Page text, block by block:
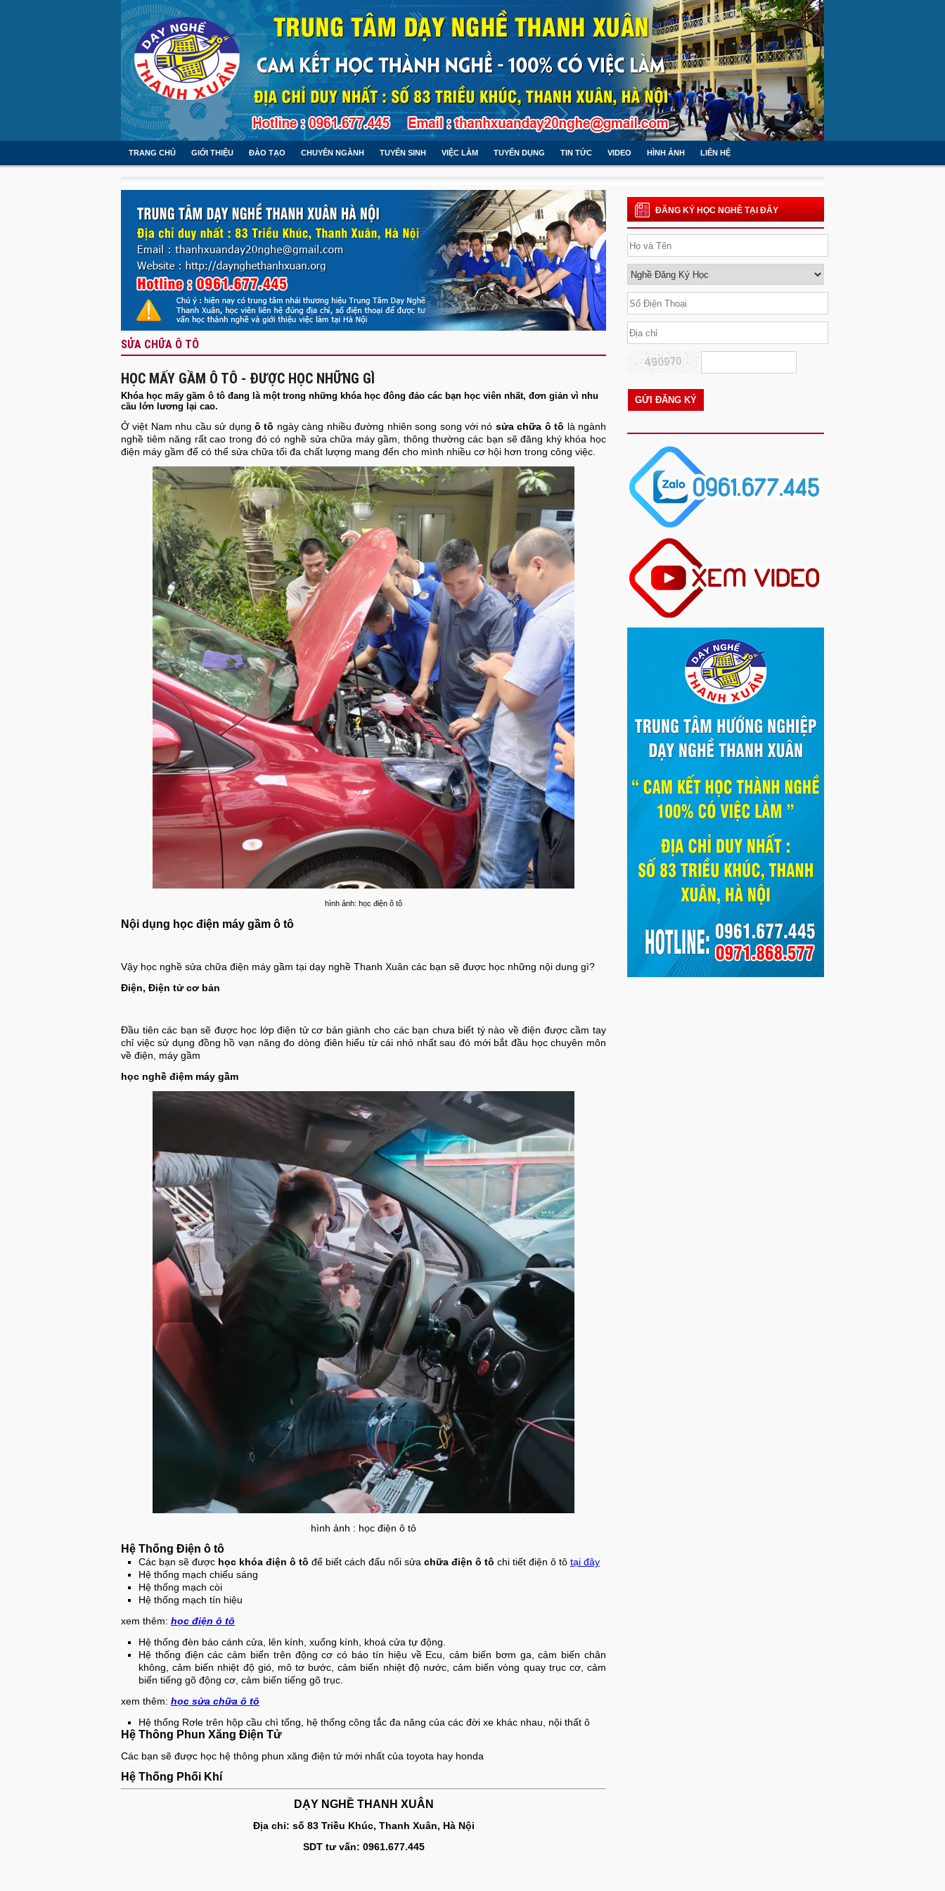
TRANG CHỦ GIỚI THIỆU ĐÀO TẠO CHUYÊN NGÀNH TUYỂN SINH VIỆC LÀM TUYỂN DỤNG TIN TỨC VIDEO HÌNH ẢNH LIÊN HỆ
SỬA CHỮA Ô TÔ
HỌC MẤY GẦM Ô TÔ - ĐƯỢC HỌC NHỮNG GÌ
Khóa học mấy gầm ô tô đang là một trong những khóa học đông đảo các bạn học viên nhất, đơn giản vì nhu
cầu lớn lương lại cao.
Ở việt Nam nhu cầu sử dụngô tô ngày càng nhiều đường nhiên song song với nó sửa chữa ô tô là ngành
nghề tiêm năng rất cao trong đó có nghề sửa chữa máy gầm, thông thường các bạn sẽ đăng khý khóa học
điện máy gầm để có thể sửa chữa tối đa chất lượng mang đến cho mình nhiều cơ hội hơn trong công việc.
hình ảnh: học điện ô tô
Nội dụng học điện máy gầm ô tô
Vậy học nghề sửa chữa điện máy gầm tại dạy nghề Thanh Xuân các bạn sẽ được học những nội dung gì?
Điện, Điện tử cơ bản
Đầu tiên các bạn sẽ được học lớp điện tử cơ bản giành cho các bạn chưa biết tý nào về điện được cầm tay
chỉ việc sử dụng đồng hồ vạn năng đo dòng điên hiểu từ cái nhỏ nhất sau đó mới bắt đầu học chuyên môn
về điện, máy gầm
học nghề điệm máy gầm
hình ảnh : học điện ô tô
Hệ Thống Điện ô tô
Các bạn sẽ được học khóa điện ô tô để biết cách đấu nối sửa chữa điện ô tô chi tiết điện ô tô tại đây
Hệ thống mạch chiếu sáng
Hệ thống mạch còi
Hệ thống mạch tín hiệu
xem thêm: học điện ô tô
Hệ thống đèn báo cánh cửa, lên kính, xuống kính, khoá cửa tự động.
Hệ thống điện các cảm biến trên động cơ có báo tín hiệu về Ecu, cảm biến bơm ga, cảm biến chân
không, cảm biến nhiệt độ gió, mô tơ bước, cảm biến nhiệt độ nước, cảm biến vòng quay trục cơ, cảm
biến tiếng gõ động cơ, cảm biến tiếng gõ trục.
xem thêm: học sửa chữa ô tô
Hệ thống Rơle trên hộp cầu chì tổng, hệ thống công tắc đa năng của các đời xe khác nhau, nội thất ô
​Hệ Thông Phun Xăng Điện Tử
Các bạn sẽ được học hệ thông phun xăng điện tử mới nhất của toyota hay honda
Hệ Thống Phối Khí
DẠY NGHỀ THANH XUÂN
Địa chỉ: số 83 Triều Khúc, Thanh Xuân, Hà Nội
SDT tư vấn: 0961.677.445
ĐĂNG KÝ HỌC NGHỀ TẠI ĐÂY